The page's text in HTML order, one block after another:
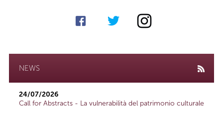
NEWS
24/07/2026
Call for Abstracts - La vulnerabilità del patrimonio culturale